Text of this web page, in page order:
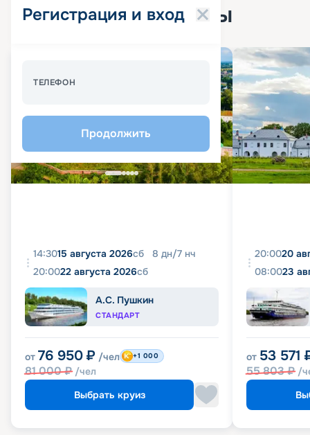
Регистрация и вход
ТЕЛЕФОН
Продолжить
Популярные круизы
14:3015 августа 2026сб 8 дн/7 нч
20:0022 августа 2026сб
А.С. Пушкин
СТАНДАРТ
от 76 950 ₽ /чел
81 000₽ /чел
+1 000
Выбрать круиз
20:0020
08:0023
от 53 571
55 803₽ /